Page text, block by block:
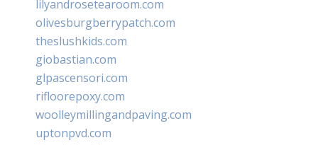
lilyandrosetearoom.com
olivesburgberrypatch.com
theslushkids.com
giobastian.com
glpascensori.com
rifloorepoxy.com
woolleymillingandpaving.com
uptonpvd.com